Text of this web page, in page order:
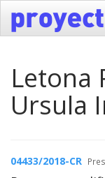
Letona
Ursula
04433/2018-CR